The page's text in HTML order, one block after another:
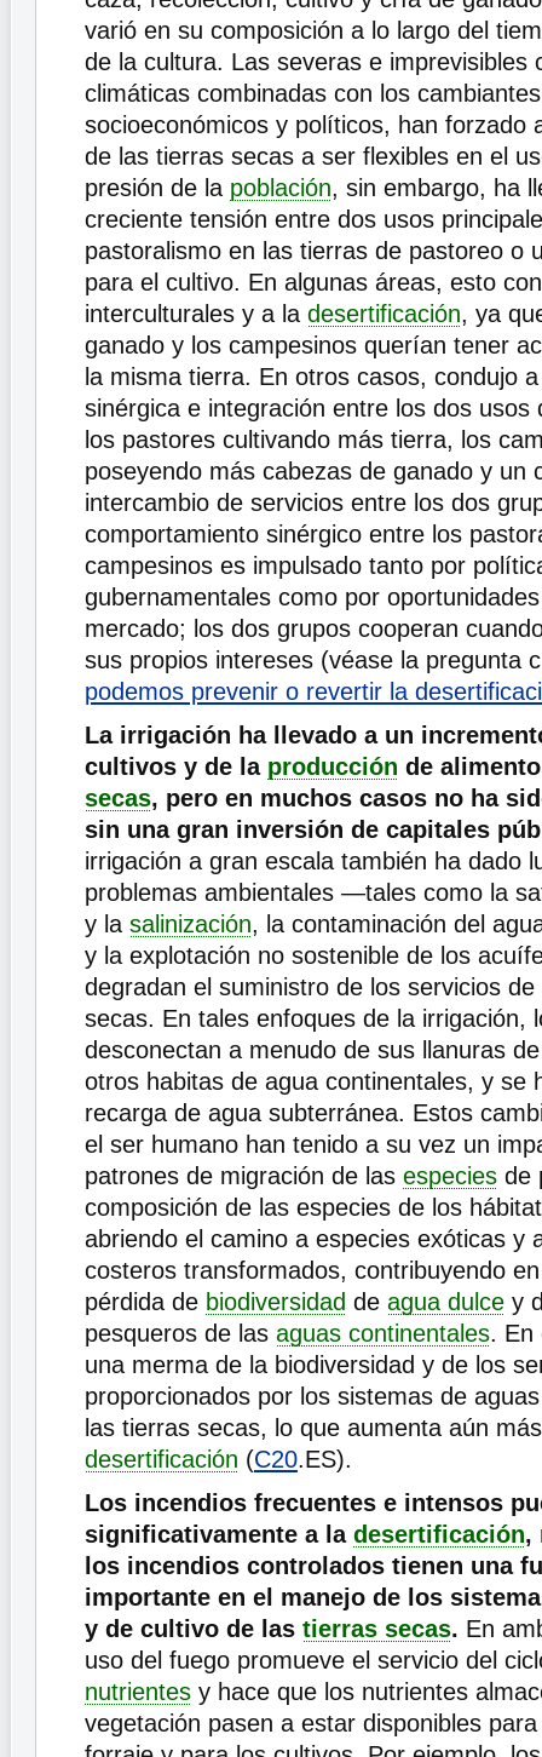
varió en su composición a lo largo del
de la cultura. Las severas e imprevisibles
climáticas combinadas con los
socioeconómicos y políticos, han forzado
de las tierras secas a ser flexibles en el
presión de la población, sin embargo, ha
creciente tensión entre dos usos
pastoralismo en las tierras de pastoreo o
para el cultivo. En algunas áreas, esto
interculturales y a la desertificación, ya
ganado y los campesinos querían tener
la misma tierra. En otros casos, condujo
sinérgica e integración entre los dos usos
los pastores cultivando más tierra, los
poseyendo más cabezas de ganado y un
intercambio de servicios entre los dos
comportamiento sinérgico entre los
campesinos es impulsado tanto por
gubernamentales como por
mercado; los dos grupos cooperan
sus propios intereses (véase la pregunta
podemos prevenir o revertir la
La irrigación ha llevado a un
cultivos y de la producción de
secas, pero en muchos casos no ha
sin una gran inversión de capitales
irrigación a gran escala también ha dado
problemas ambientales —tales como la
y la salinización, la contaminación del
y la explotación no sostenible de los
degradan el suministro de los servicios
secas. En tales enfoques de la irrigación,
desconectan a menudo de sus llanuras
otros habitas de agua continentales, y se
recarga de agua subterránea. Estos
el ser humano han tenido a su vez un
patrones de migración de las especies de
composición de las especies de los
abriendo el camino a especies exóticas y
costeros transformados, contribuyendo
pérdida de biodiversidad de agua dulce y
pesqueros de las aguas continentales. En
una merma de la biodiversidad y de los
proporcionados por los sistemas de
las tierras secas, lo que aumenta aún
desertificación (C20.ES).
Los incendios frecuentes e intensos
significativamente a la desertificación,
los incendios controlados tienen una
importante en el manejo de los
y de cultivo de las tierras secas. En
uso del fuego promueve el servicio del
nutrientes y hace que los nutrientes
vegetación pasen a estar disponibles